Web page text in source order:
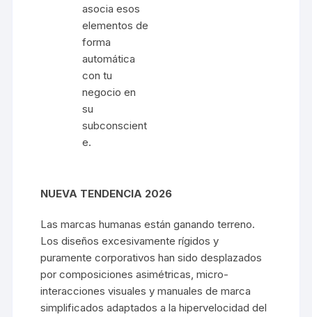
asocia esos
elementos de
forma
automática
con tu
negocio en
su
subconscient
e.
NUEVA TENDENCIA 2026
Las marcas humanas están ganando terreno.
Los diseños excesivamente rígidos y
puramente corporativos han sido desplazados
por composiciones asimétricas, micro-
interacciones visuales y manuales de marca
simplificados adaptados a la hipervelocidad del